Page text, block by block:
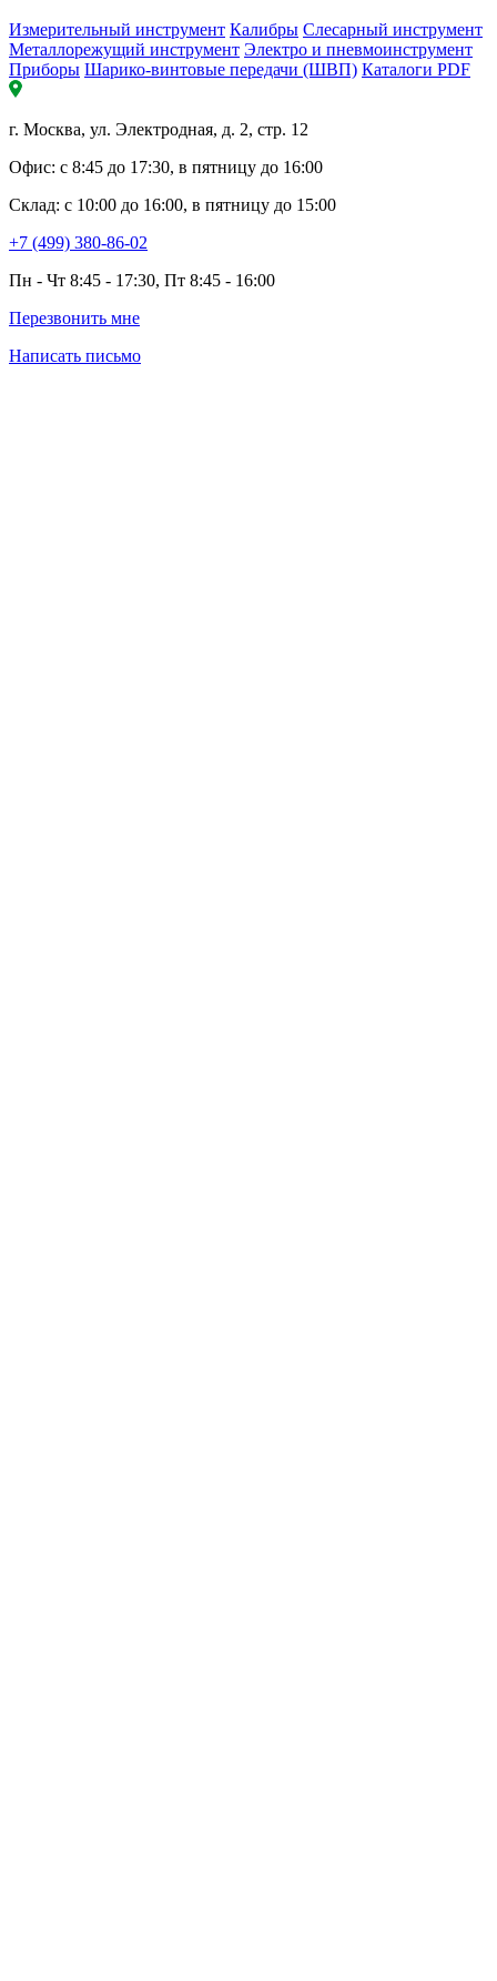
Измерительный инструмент Калибры Слесарный инструмент
Металлорежущий инструмент Электро и пневмоинструмент
Приборы Шарико-винтовые передачи (ШВП) Каталоги PDF
г. Москва, ул. Электродная, д. 2, стр. 12
Офис: с 8:45 до 17:30, в пятницу до 16:00
Склад: с 10:00 до 16:00, в пятницу до 15:00
+7 (499) 380-86-02
Пн - Чт 8:45 - 17:30, Пт 8:45 - 16:00
Перезвонить мне
Написать письмо